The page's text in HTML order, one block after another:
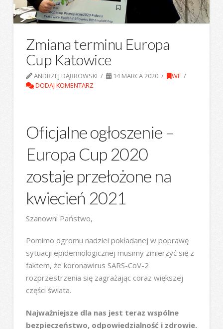
Zmiana terminu Europa
Cup Katowice
ANDRZEJ DĄBROWSKI 14 MARCA 2020
WF
DODAJ KOMENTARZ
Oficjalne ogłoszenie –
Europa Cup 2020
zostaje przełożone na
kwiecień 2021
Szanowni Państwo,
Pomimo ogromu nadziei pokładanej w poprawę
sytuacji epidemiologicznej musimy zmierzyć się z
faktem, że koronawirus SARS-CoV-2
rozprzestrzenia się zagrażając coraz większej
części świata.
Najważniejsze dla nas jest teraz wspólne
bezpieczeństwo, odpowiedzialność i zdrowie.